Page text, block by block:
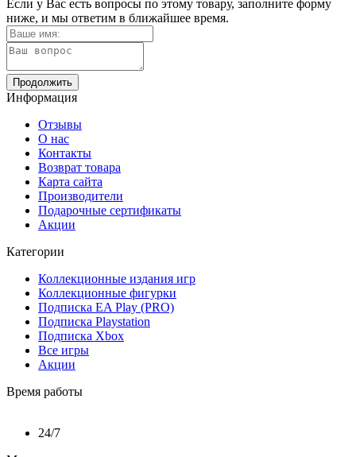
Если у Вас есть вопросы по этому товару, заполните форму
ниже, и мы ответим в ближайшее время.
Продолжить
Информация
Отзывы
О нас
Контакты
Возврат товара
Карта сайта
Производители
Подарочные сертификаты
Акции
Категории
Коллекционные издания игр
Коллекционные фигурки
Подписка EA Play (PRO)
Подписка Playstation
Подписка Xbox
Все игры
Акции
Время работы
24/7